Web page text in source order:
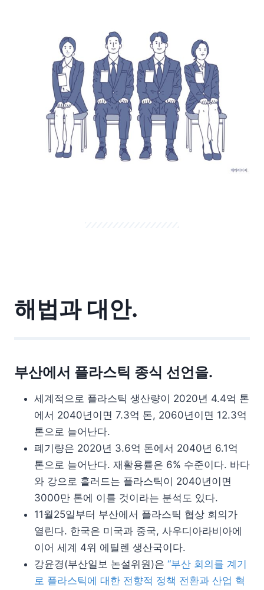
해법과 대안.
부산에서 플라스틱 종식 선언을.
세계적으로 플라스틱 생산량이 2020년 4.4억 톤
에서 2040년이면 7.3억 톤, 2060년이면 12.3억
톤으로 늘어난다.
폐기량은 2020년 3.6억 톤에서 2040년 6.1억
톤으로 늘어난다. 재활용률은 6% 수준이다. 바다
와 강으로 흘러드는 플라스틱이 2040년이면
3000만 톤에 이를 것이라는 분석도 있다.
11월25일부터 부산에서 플라스틱 협상 회의가
열린다. 한국은 미국과 중국, 사우디아라비아에
이어 세계 4위 에틸렌 생산국이다.
강윤경(부산일보 논설위원)은 “부산 회의를 계기
로 플라스틱에 대한 전향적 정책 전환과 산업 혁